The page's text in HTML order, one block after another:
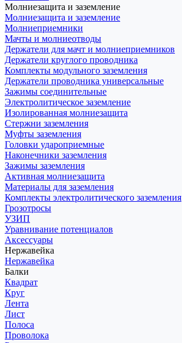
Молниезащита и заземление
Молниезащита и заземление
Молниеприемники
Мачты и молниеотводы
Держатели для мачт и молниеприемников
Держатели круглого проводника
Комплекты модульного заземления
Держатели проводника универсальные
Зажимы соединительные
Электролитическое заземление
Изолированная молниезащита
Стержни заземления
Муфты заземления
Головки удароприемные
Наконечники заземления
Зажимы заземления
Активная молниезащита
Материалы для заземления
Комплекты электролитического заземления
Грозотросы
УЗИП
Уравнивание потенциалов
Аксессуары
Нержавейка
Нержавейка
Балки
Квадрат
Круг
Лента
Лист
Полоса
Проволока